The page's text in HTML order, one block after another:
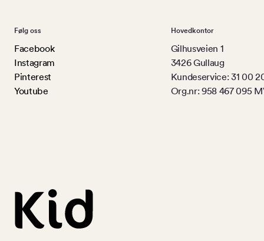
Følg oss
Facebook
Instagram
Pinterest
Youtube
Hovedkontor
Gilhusveien 1
3426 Gullaug
Kundeservice: 31 00
Org.nr: 958 467 095